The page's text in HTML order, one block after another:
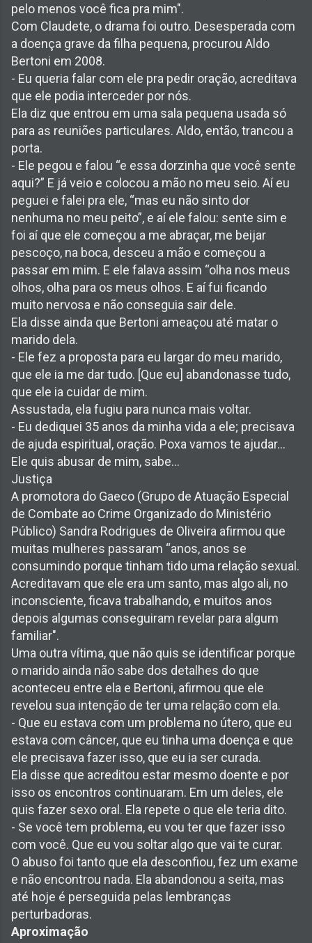
pelo menos você fica pra mim".
Com Claudete, o drama foi outro. Desesperada com
a doença grave da filha pequena, procurou Aldo
Bertoni em 2008.
- Eu queria falar com ele pra pedir oração, acreditava
que ele podia interceder por nós.
Ela diz que entrou em uma sala pequena usada só
para as reuniões particulares. Aldo, então, trancou a
porta.
- Ele pegou e falou “e essa dorzinha que você sente
aqui?” E já veio e colocou a mão no meu seio. Aí eu
peguei e falei pra ele, “mas eu não sinto dor
nenhuma no meu peito”, e aí ele falou: sente sim e
foi aí que ele começou a me abraçar, me beijar
pescoço, na boca, desceu a mão e começou a
passar em mim. E ele falava assim “olha nos meus
olhos, olha para os meus olhos. E aí fui ficando
muito nervosa e não conseguia sair dele.
Ela disse ainda que Bertoni ameaçou até matar o
marido dela.
- Ele fez a proposta para eu largar do meu marido,
que ele ia me dar tudo. [Que eu] abandonasse tudo,
que ele ia cuidar de mim.
Assustada, ela fugiu para nunca mais voltar.
- Eu dediquei 35 anos da minha vida a ele; precisava
de ajuda espiritual, oração. Poxa vamos te ajudar...
Ele quis abusar de mim, sabe...
Justiça
A promotora do Gaeco (Grupo de Atuação Especial
de Combate ao Crime Organizado do Ministério
Público) Sandra Rodrigues de Oliveira afirmou que
muitas mulheres passaram “anos, anos se
consumindo porque tinham tido uma relação sexual.
Acreditavam que ele era um santo, mas algo ali, no
inconsciente, ficava trabalhando, e muitos anos
depois algumas conseguiram revelar para algum
familiar".
Uma outra vítima, que não quis se identificar porque
o marido ainda não sabe dos detalhes do que
aconteceu entre ela e Bertoni, afirmou que ele
revelou sua intenção de ter uma relação com ela.
- Que eu estava com um problema no útero, que eu
estava com câncer, que eu tinha uma doença e que
ele precisava fazer isso, que eu ia ser curada.
Ela disse que acreditou estar mesmo doente e por
isso os encontros continuaram. Em um deles, ele
quis fazer sexo oral. Ela repete o que ele teria dito.
- Se você tem problema, eu vou ter que fazer isso
com você. Que eu vou soltar algo que vai te curar.
O abuso foi tanto que ela desconfiou, fez um exame
e não encontrou nada. Ela abandonou a seita, mas
até hoje é perseguida pelas lembranças
perturbadoras.
Aproximação